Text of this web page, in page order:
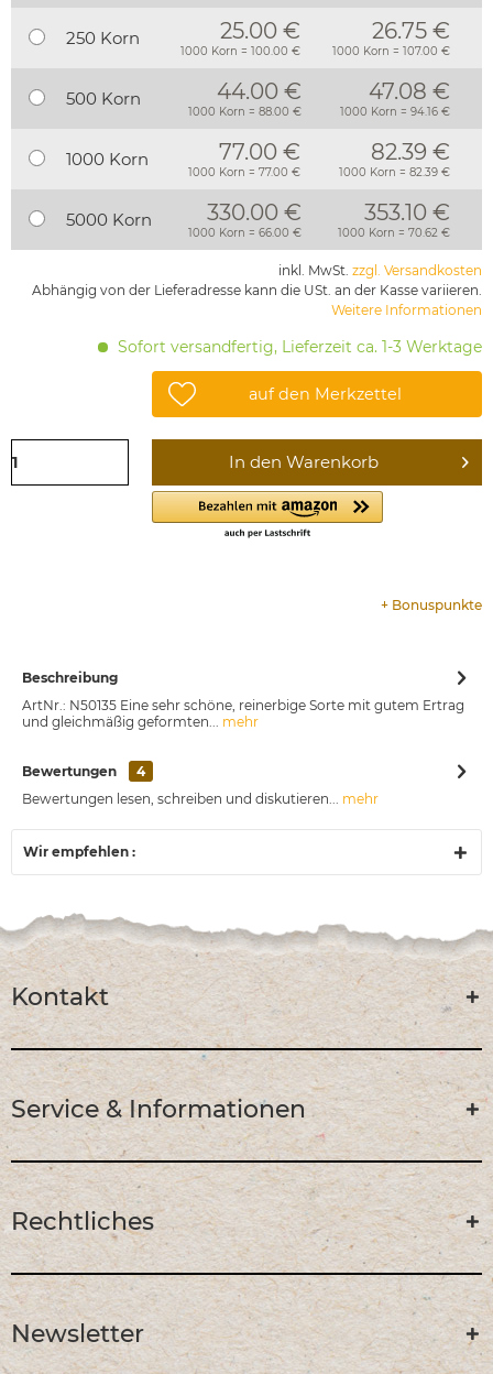
250 Korn 25.00 €
1000 Korn = 100.00 €
26.75 €
1000 Korn = 107.00 €
500 Korn 44.00 €
1000 Korn = 88.00 €
47.08 €
1000 Korn = 94.16 €
1000 Korn 77.00 €
1000 Korn = 77.00 €
82.39 €
1000 Korn = 82.39 €
5000 Korn 330.00 €
1000 Korn = 66.00 €
353.10 €
1000 Korn = 70.62 €
inkl. MwSt. zzgl. Versandkosten
Abhängig von der Lieferadresse kann die USt. an der Kasse variieren.
Weitere Informationen
Sofort versandfertig, Lieferzeit ca. 1-3 Werktage
auf den Merkzettel
In den Warenkorb
+ Bonuspunkte
Beschreibung
ArtNr.: N50135 Eine sehr schöne, reinerbige Sorte mit gutem Ertrag
und gleichmäßig geformten... mehr
Bewertungen
4
Bewertungen lesen, schreiben und diskutieren... mehr
Wir empfehlen :
Kontakt
Service & Informationen
Rechtliches
Newsletter